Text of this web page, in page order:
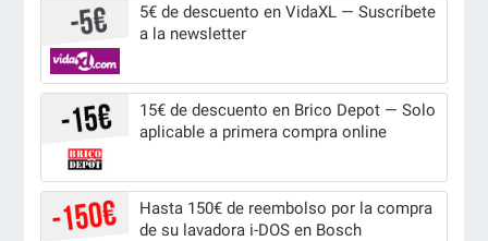
5€ de descuento en VidaXL — Suscríbete
a la newsletter
15€ de descuento en Brico Depot — Solo
aplicable a primera compra online
Hasta 150€ de reembolso por la compra
de su lavadora i-DOS en Bosch